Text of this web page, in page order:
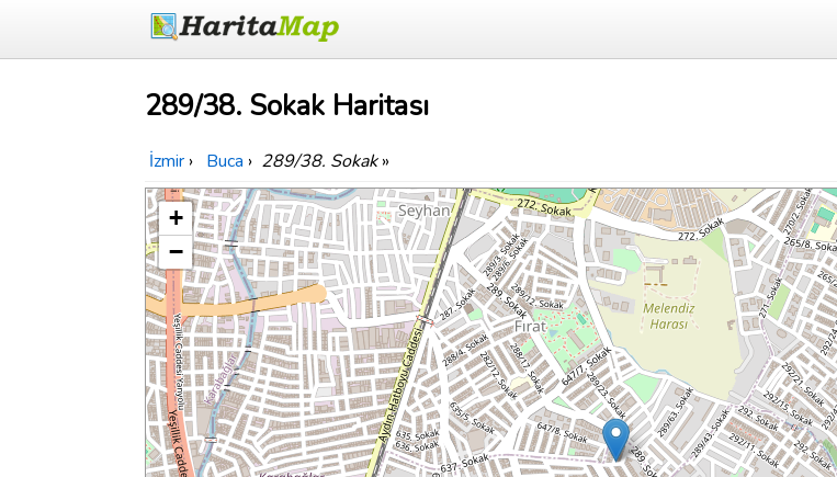
289/38. Sokak Haritası
İzmir › Buca › 289/38. Sokak»
+
−